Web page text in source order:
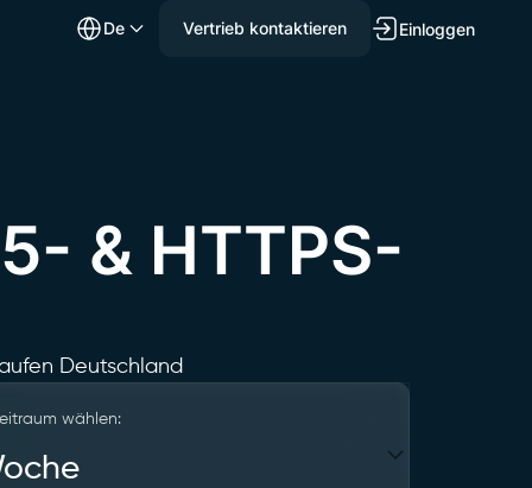
de Vertrieb kontaktieren Einloggen
& HTTPS-
Deutschland
wählen: